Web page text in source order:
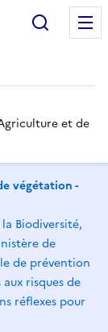
et de
végétation -
Biodiversité,
de
de prévention
risques de
réflexes pour